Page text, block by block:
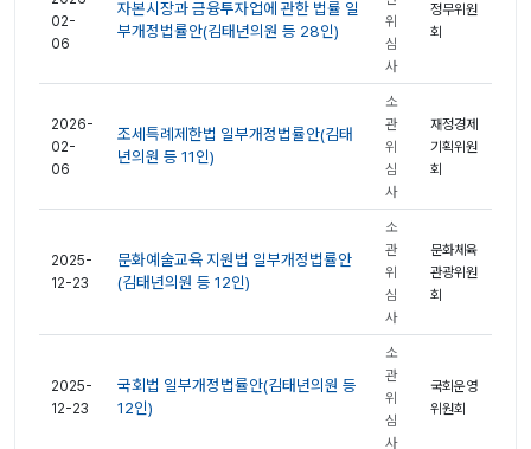
02-
06
자본시장과 금융투자업에 관한 법률 일
부개정법률안(김태년의원 등 28인)
위
심
사
정무위원
회
2026-
02-
06
조세특례제한법 일부개정법률안(김태
년의원 등 11인)
소
관
위
심
사
재정경제
기획위원
회
2025-
12-23
문화예술교육 지원법 일부개정법률안
(김태년의원 등 12인)
소
관
위
심
사
문화체육
관광위원
회
2025-
12-23
국회법 일부개정법률안(김태년의원 등
12인)
소
관
위
심
사
국회운영
위원회